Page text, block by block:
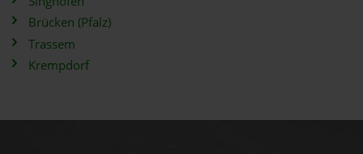
Brücken (Pfalz)
Trassem
Krempdorf